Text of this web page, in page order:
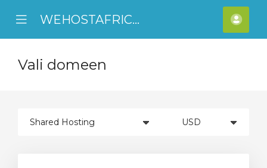
Mobile
Menu
WEHOSTAFRICA
Vali domeen